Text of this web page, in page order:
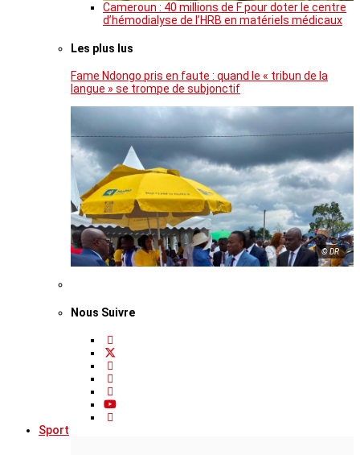
Cameroun : 40 millions de F pour doter le centre
d’hémodialyse de l’HRB en matériels médicaux
Les plus lus
Fame Ndongo pris en faute : quand le « tribun de la
langue » se trompe de subjonctif
© DR
Nous Suivre
Sport